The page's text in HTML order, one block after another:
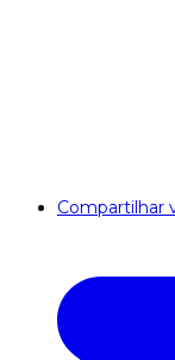
Compartilhar